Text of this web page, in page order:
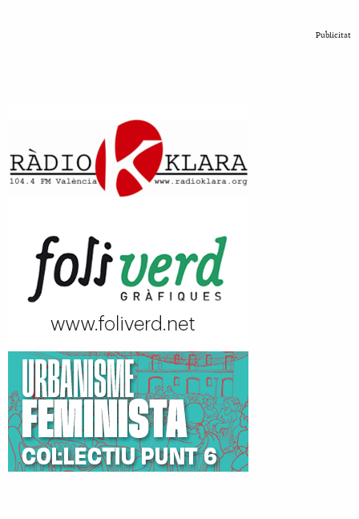
Publicitat